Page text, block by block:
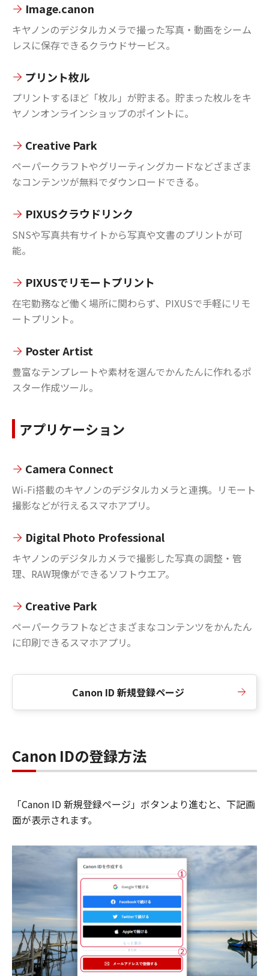
Image.canon
キヤノンのデジタルカメラで撮った写真・動画をシーム
レスに保存できるクラウドサービス。
プリント枚ル
プリントするほど「枚ル」が貯まる。貯まった枚ルをキ
ヤノンオンラインショップのポイントに。
Creative Park
ペーパークラフトやグリーティングカードなどざまざま
なコンテンツが無料でダウンロードできる。
PIXUSクラウドリンク
SNSや写真共有サイトから写真や文書のプリントが可
能。
PIXUSでリモートプリント
在宅勤務など働く場所に関わらず、PIXUSで手軽にリモ
ートプリント。
Poster Artist
豊富なテンプレートや素材を選んでかんたんに作れるポ
スター作成ツール。
アプリケーション
Camera Connect
Wi-Fi搭載のキヤノンのデジタルカメラと連携。リモート
撮影などが行えるスマホアプリ。
Digital Photo Professional
キヤノンのデジタルカメラで撮影した写真の調整・管
理、RAW現像ができるソフトウエア。
Creative Park
ペーパークラフトなどさまざまなコンテンツをかんたん
に印刷できるスマホアプリ。
Canon ID 新規登録ページ
Canon IDの登録方法
「Canon ID 新規登録ページ」ボタンより進むと、下記画
面が表示されます。